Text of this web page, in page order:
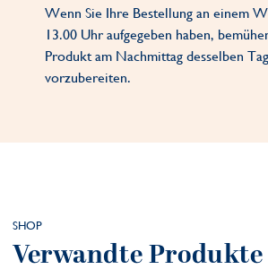
Wenn Sie Ihre Bestellung an einem
13.00 Uhr aufgegeben haben,
Produkt am Nachmittag desselben
vorzubereiten.
SHOP
Verwandte Produkte